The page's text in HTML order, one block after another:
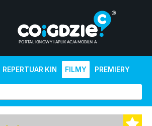
REPERTUAR KIN FILMY PREMIERY